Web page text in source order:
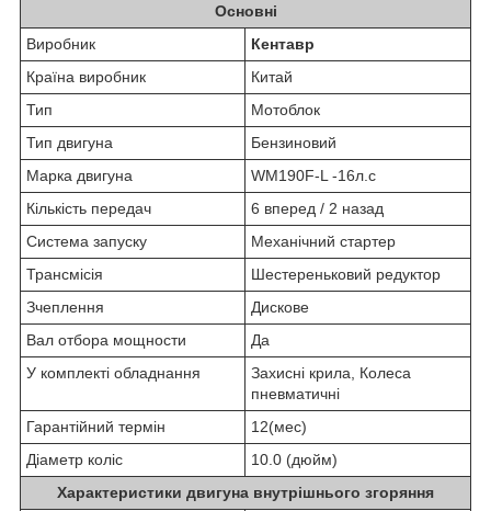
Основні
Виробник
Кентавр
Країна виробник
Китай
Тип
Мотоблок
Тип двигуна
Бензиновий
Марка двигуна
WM190F-L -16л.с
Кількість передач
6 вперед / 2 назад
Система запуску
Механічний стартер
Трансмісія
Шестереньковий редуктор
Зчеплення
Дискове
Вал отбора мощности
Да
У комплекті обладнання
Захисні крила, Колеса
пневматичні
Гарантійний термін
12(мес)
Діаметр коліс
10.0 (дюйм)
Характеристики двигуна внутрішнього згоряння